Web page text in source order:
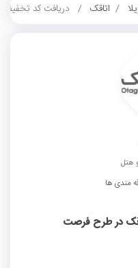
اتاقک دریافت کد تخفیف 7 درصدی اتاقک در طرح فرصت ارغوانی رایتل
هتل
مندی ها
درصدی اتاقک در طرح فرصت